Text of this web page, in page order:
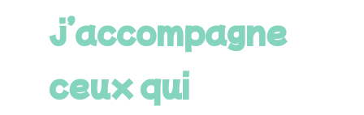
j’accompagne
ceux qui